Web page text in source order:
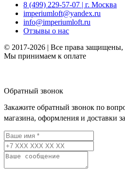
8 (499) 229-57-07 | г. Москва
imperiumloft@yandex.ru
info@imperiumloft.ru
Отзывы о нас
© 2017-2026 | Все права защищены,
Мы принимаем к оплате
Обратный звонок
Закажите обратный звонок по
магазина, оформления и доставки